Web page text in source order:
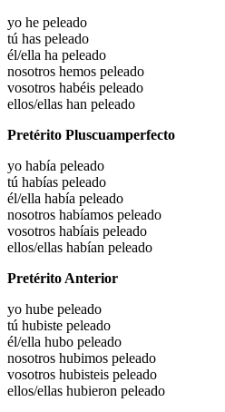
yo he peleado
tú has peleado
él/ella ha peleado
nosotros hemos peleado
vosotros habéis peleado
ellos/ellas han peleado
Pretérito Pluscuamperfecto
yo había peleado
tú habías peleado
él/ella había peleado
nosotros habíamos peleado
vosotros habíais peleado
ellos/ellas habían peleado
Pretérito Anterior
yo hube peleado
tú hubiste peleado
él/ella hubo peleado
nosotros hubimos peleado
vosotros hubisteis peleado
ellos/ellas hubieron peleado